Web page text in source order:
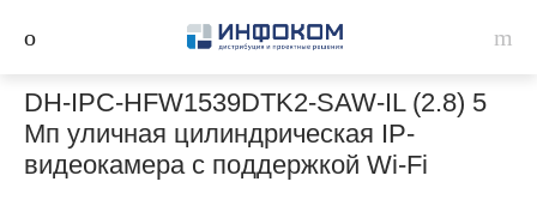
DH-IPC-HFW1539DTK2-SAW-IL (2.8) 5
Мп уличная цилиндрическая IP-
видеокамера с поддержкой Wi-Fi